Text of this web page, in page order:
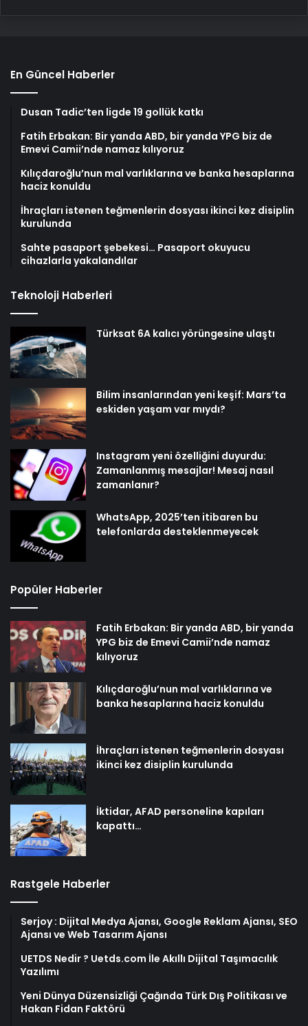
En Güncel Haberler
Dusan Tadic’ten ligde 19 gollük katkı
Fatih Erbakan: Bir yanda ABD, bir yanda YPG biz de
Emevi Camii’nde namaz kılıyoruz
Kılıçdaroğlu’nun mal varlıklarına ve banka hesaplarına
haciz konuldu
İhraçları istenen teğmenlerin dosyası ikinci kez disiplin
kurulunda
Sahte pasaport şebekesi… Pasaport okuyucu
cihazlarla yakalandılar
Teknoloji Haberleri
Türksat 6A kalıcı yörüngesine ulaştı
Bilim insanlarından yeni keşif: Mars’ta
eskiden yaşam var mıydı?
Instagram yeni özelliğini duyurdu:
Zamanlanmış mesajlar! Mesaj nasıl
zamanlanır?
WhatsApp, 2025’ten itibaren bu
telefonlarda desteklenmeyecek
Popüler Haberler
Fatih Erbakan: Bir yanda ABD, bir yanda
YPG biz de Emevi Camii’nde namaz
kılıyoruz
Kılıçdaroğlu’nun mal varlıklarına ve
banka hesaplarına haciz konuldu
İhraçları istenen teğmenlerin dosyası
ikinci kez disiplin kurulunda
İktidar, AFAD personeline kapıları
kapattı…
Rastgele Haberler
Serjoy : Dijital Medya Ajansı, Google Reklam Ajansı, SEO
Ajansı ve Web Tasarım Ajansı
UETDS Nedir ? Uetds.com İle Akıllı Dijital Taşımacılık
Yazılımı
Yeni Dünya Düzensizliği Çağında Türk Dış Politikası ve
Hakan Fidan Faktörü